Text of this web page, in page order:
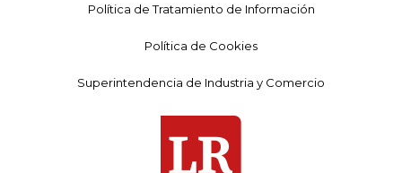
Política de Tratamiento de Información
Política de Cookies
Superintendencia de Industria y Comercio